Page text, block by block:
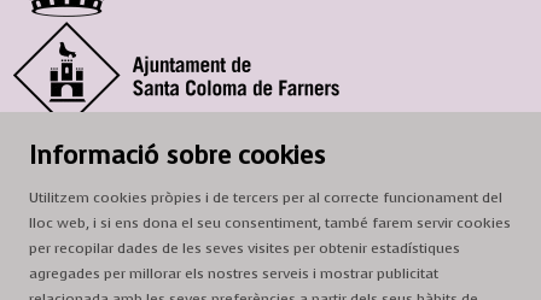
© Ajuntament de Santa Coloma de Farners
Adreça: c. del Prat, 16, 17430 Santa Coloma de Farners
A/e:cultura@scf.cat
Informació sobre cookies
Utilitzem cookies pròpies i de tercers per al correcte funcionament del
lloc web, i si ens dona el seu consentiment, també farem servir cookies
per recopilar dades de les seves visites per obtenir estadístiques
agregades per millorar els nostres serveis i mostrar publicitat